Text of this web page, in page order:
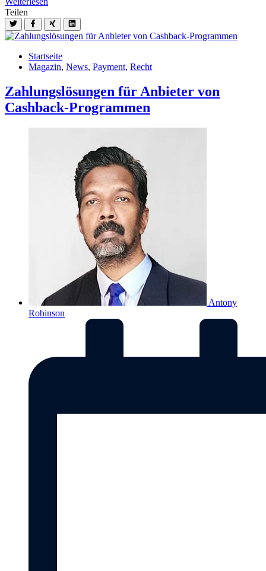
Teilen
Startseite
Magazin, News, Payment, Recht
Zahlungslösungen für Anbieter von
Cashback-Programmen
Antony
Robinson